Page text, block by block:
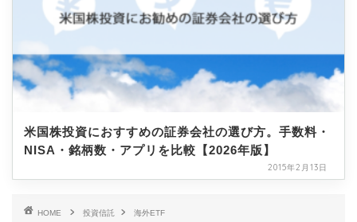
米国株投資におすすめの証券会社の選び方。手数料・
NISA・銘柄数・アプリを比較【2026年版】
2015年2月13日
HOME 投資信託 海外ETF